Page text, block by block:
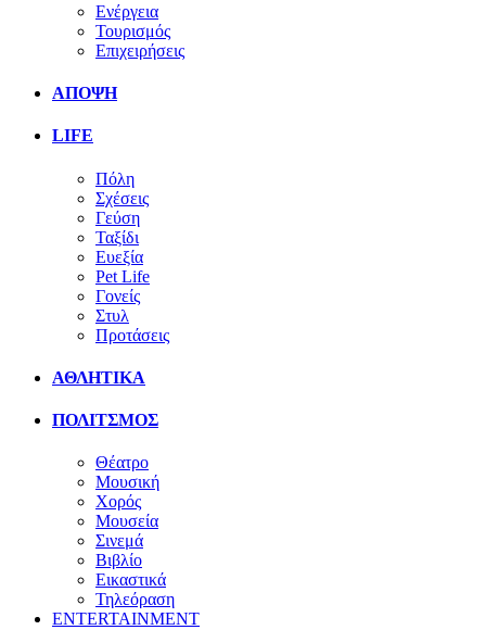
Ενέργεια
Τουρισμός
Επιχειρήσεις
ΑΠΟΨΗ
LIFE
Πόλη
Σχέσεις
Γεύση
Ταξίδι
Ευεξία
Pet Life
Γονείς
Στυλ
Προτάσεις
ΑΘΛΗΤΙΚΑ
ΠΟΛΙΤΣΜΟΣ
Θέατρο
Μουσική
Χορός
Μουσεία
Σινεμά
Βιβλίο
Εικαστικά
Τηλεόραση
ENTERTAINMENT